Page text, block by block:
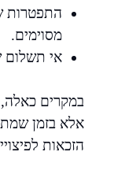
התפטרות
מסוימים.
אי תשלום
במקרים
אלא בזמן
הזכאות